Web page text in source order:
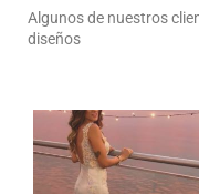
Algunos de nuestros
diseños